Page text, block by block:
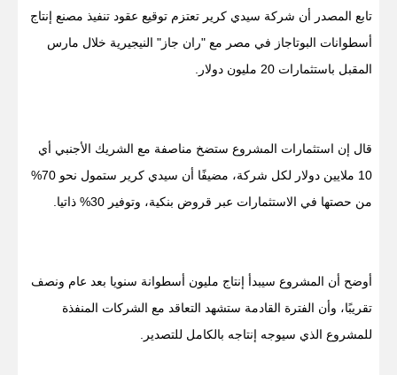
تابع المصدر أن شركة سيدي كرير تعتزم توقيع عقود تنفيذ مصنع إنتاج
أسطوانات البوتاجاز في مصر مع "ران جاز" النيجيرية خلال مارس
المقبل باستثمارات 20 مليون دولار.
قال إن استثمارات المشروع ستضخ مناصفة مع الشريك الأجنبي أي
10 ملايين دولار لكل شركة، مضيفًا أن سيدي كرير ستمول نحو 70%
من حصتها في الاستثمارات عبر قروض بنكية، وتوفير 30% ذاتيا.
أوضح أن المشروع سيبدأ إنتاج مليون أسطوانة سنويا بعد عام ونصف
تقريبًا، وأن الفترة القادمة ستشهد التعاقد مع الشركات المنفذة
للمشروع الذي سيوجه إنتاجه بالكامل للتصدير.